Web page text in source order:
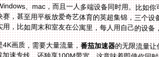
、mac，而且一人多端设备同时用。比如你
赛，甚至用平板放爱奇艺体育的英超集锦，三个
，比如周末和室友在公寓里，每人用自己的设备
画质，需要大量流量，番茄加速器的无限流量让
而且它有智能分流功能，精选回国影音、
圈，直播也不会卡顿，画质始终清晰流畅